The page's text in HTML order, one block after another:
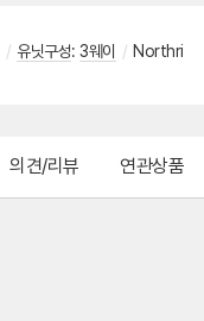
/ 유닛구성: 3웨이 / Northri
의견/리뷰 연관상품